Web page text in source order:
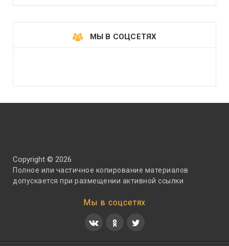
МЫ В СОЦСЕТЯХ
Copyright © 2026
Полное или частичное копирование материалов
допускается при размещении активной ссылки
Мы в соцсетях